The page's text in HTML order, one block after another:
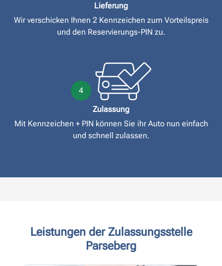
Lieferung
Wir verschicken Ihnen 2 Kennzeichen zum Vorteilspreis
und den Reservierungs-PIN zu.
4
Zulassung
Mit Kennzeichen + PIN können Sie ihr Auto nun einfach
und schnell zulassen.
Leistungen der Zulassungsstelle
Parseberg